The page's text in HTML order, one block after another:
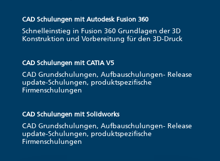
CAD Schulungen mit Autodesk Fusion 360
Schnelleinstieg in Fusion 360 Grundlagen der 3D
Konstruktion und Vorbereitung für den 3D-Druck
CAD Schulungen mit CATIA V5
CAD Grundschulungen, Aufbauschulungen- Release
update-Schulungen, produktspezifische
Firmenschulungen
CAD Schulungen mit Solidworks
CAD Grundschulungen, Aufbauschulungen- Release
update-Schulungen, produktspezifische
Firmenschulungen